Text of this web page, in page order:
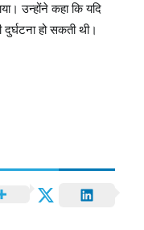
उन्होंने कहा कि यदि
हो सकती थी।